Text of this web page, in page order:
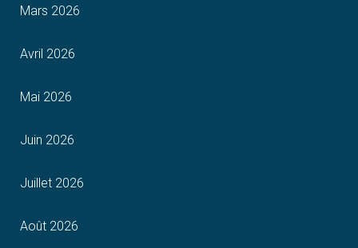
Mars 2026
Avril 2026
Mai 2026
Juin 2026
Juillet 2026
Août 2026